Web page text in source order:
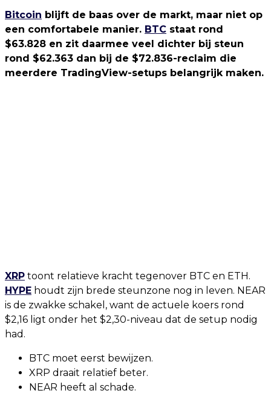
Bitcoin blijft de baas over de markt, maar niet op
een comfortabele manier. BTC staat rond
$63.828 en zit daarmee veel dichter bij steun
rond $62.363 dan bij de $72.836-reclaim die
meerdere TradingView-setups belangrijk maken.
XRP toont relatieve kracht tegenover BTC en ETH.
HYPE houdt zijn brede steunzone nog in leven. NEAR
is de zwakke schakel, want de actuele koers rond
$2,16 ligt onder het $2,30-niveau dat de setup nodig
had.
BTC moet eerst bewijzen.
XRP draait relatief beter.
NEAR heeft al schade.